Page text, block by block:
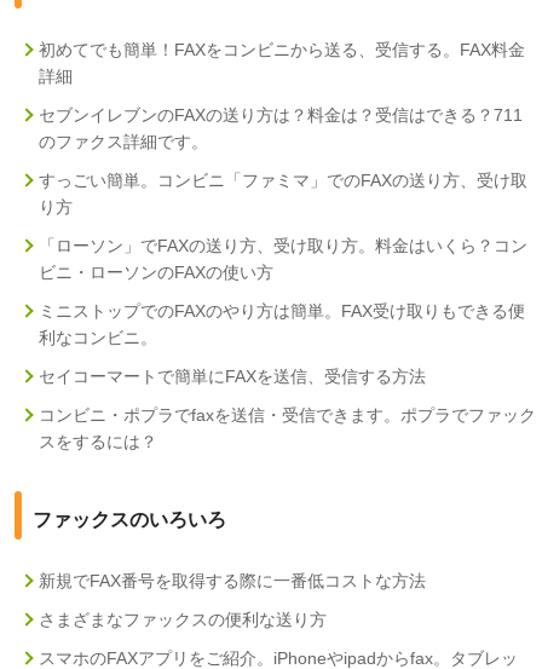
初めてでも簡単！FAXをコンビニから送る、受信する。FAX料金
詳細
セブンイレブンのFAXの送り方は？料金は？受信はできる？711
のファクス詳細です。
すっごい簡単。コンビニ「ファミマ」でのFAXの送り方、受け取
り方
「ローソン」でFAXの送り方、受け取り方。料金はいくら？コン
ビニ・ローソンのFAXの使い方
ミニストップでのFAXのやり方は簡単。FAX受け取りもできる便
利なコンビニ。
セイコーマートで簡単にFAXを送信、受信する方法
コンビニ・ポプラでfaxを送信・受信できます。ポプラでファック
スをするには？
ファックスのいろいろ
新規でFAX番号を取得する際に一番低コストな方法
さまざまなファックスの便利な送り方
スマホのFAXアプリをご紹介。iPhoneやipadからfax。タブレッ